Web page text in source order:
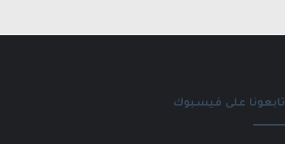
تابعونا على فيسبوك